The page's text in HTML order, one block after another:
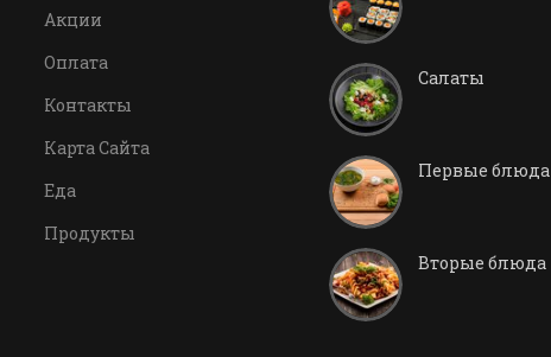
Акции
Оплата
Контакты
Карта Сайта
Еда
Продукты
Салаты
Первые блюда
Вторые блюда